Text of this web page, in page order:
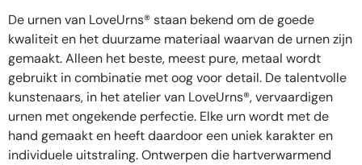
De urnen van LoveUrns® staan bekend om de goede
kwaliteit en het duurzame materiaal waarvan de urnen zijn
gemaakt. Alleen het beste, meest pure, metaal wordt
gebruikt in combinatie met oog voor detail. De talentvolle
kunstenaars, in het atelier van LoveUrns®, vervaardigen
urnen met ongekende perfectie. Elke urn wordt met de
hand gemaakt en heeft daardoor een uniek karakter en
individuele uitstraling. Ontwerpen die hartverwarmend